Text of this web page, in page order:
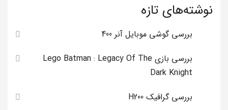
نوشته‌های تازه
بررسی گوشی موبایل آنر 400
بررسی بازی Lego Batman : Legacy Of The
Dark Knight
بررسی گرافیک H200